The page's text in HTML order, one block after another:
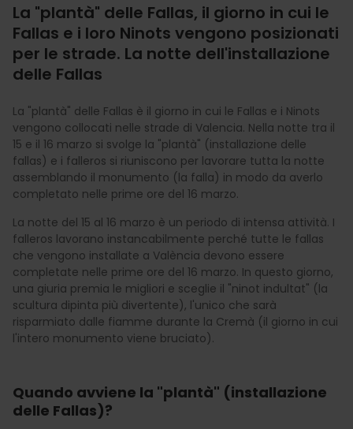
La "plantà" delle Fallas, il giorno in cui le
Fallas e i loro Ninots vengono posizionati
per le strade. La notte dell'installazione
delle Fallas
La "plantà" delle Fallas è il giorno in cui le Fallas e i Ninots
vengono collocati nelle strade di Valencia. Nella notte tra il
15 e il 16 marzo si svolge la "plantà" (installazione delle
fallas) e i falleros si riuniscono per lavorare tutta la notte
assemblando il monumento (la falla) in modo da averlo
completato nelle prime ore del 16 marzo.
La notte del 15 al 16 marzo è un periodo di intensa attività. I
falleros lavorano instancabilmente perché tutte le fallas
che vengono installate a València devono essere
completate nelle prime ore del 16 marzo. In questo giorno,
una giuria premia le migliori e sceglie il "ninot indultat" (la
scultura dipinta più divertente), l'unico che sarà
risparmiato dalle fiamme durante la Cremà (il giorno in cui
l'intero monumento viene bruciato).
Quando avviene la "plantà" (installazione
delle Fallas)?